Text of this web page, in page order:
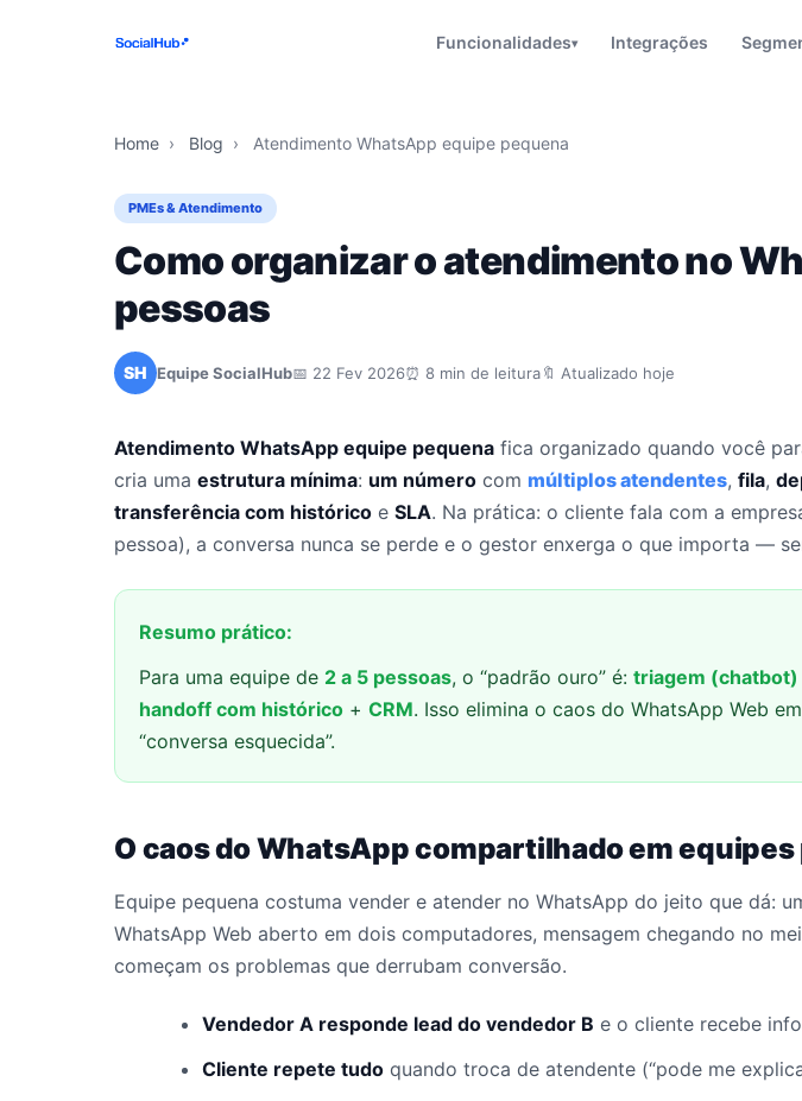
Funcionalidades▾ Integrações
Home › Blog › Atendimento WhatsApp equipe pequena
PMEs & Atendimento
Como organizar o atendimento no
pessoas
SH Equipe SocialHub📅 22 Fev 2026⏰ 8 min de leitura🔖 Atualizado hoje
Atendimento WhatsApp equipe pequena fica organizado quando você
cria uma estrutura mínima: um número com múltiplos atendentes, fila,
transferência com histórico e SLA. Na prática: o cliente fala com a
pessoa), a conversa nunca se perde e o gestor enxerga o que importa —
Resumo prático:
Para uma equipe de 2 a 5 pessoas, o “padrão ouro” é: triagem (chatbot)
handoff com histórico + CRM. Isso elimina o caos do WhatsApp Web
“conversa esquecida”.
O caos do WhatsApp compartilhado em
Equipe pequena costuma vender e atender no WhatsApp do jeito que dá:
WhatsApp Web aberto em dois computadores, mensagem chegando no
começam os problemas que derrubam conversão.
Vendedor A responde lead do vendedor B e o cliente recebe
Cliente repete tudo quando troca de atendente (“pode me